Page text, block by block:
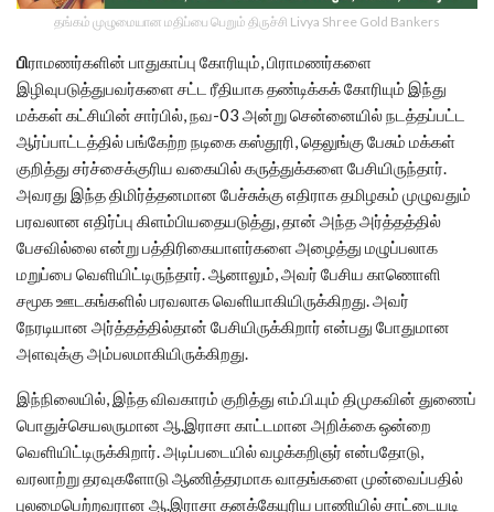
தங்கம் முழுமையான மதிப்பை பெறும் திருச்சி Livya Shree Gold Bankers
பிராமணர்களின் பாதுகாப்பு கோரியும், பிராமணர்களை
இழிவுபடுத்துபவர்களை சட்ட ரீதியாக தண்டிக்கக் கோரியும் இந்து
மக்கள் கட்சியின் சார்பில், நவ-03 அன்று சென்னையில் நடத்தப்பட்ட
ஆர்ப்பாட்டத்தில் பங்கேற்ற நடிகை கஸ்தூரி, தெலுங்கு பேசும் மக்கள்
குறித்து சர்ச்சைக்குரிய வகையில் கருத்துக்களை பேசியிருந்தார்.
அவரது இந்த திமிர்த்தனமான பேச்சுக்கு எதிராக தமிழகம் முழுவதும்
பரவலான எதிர்ப்பு கிளம்பியதையடுத்து, தான் அந்த அர்த்தத்தில்
பேசவில்லை என்று பத்திரிகையாளர்களை அழைத்து மழுப்பலாக
மறுப்பை வெளியிட்டிருந்தார். ஆனாலும், அவர் பேசிய காணொளி
சமூக ஊடகங்களில் பரவலாக வெளியாகியிருக்கிறது. அவர்
நேரடியான அர்த்தத்தில்தான் பேசியிருக்கிறார் என்பது போதுமான
அளவுக்கு அம்பலமாகியிருக்கிறது.
இந்நிலையில், இந்த விவகாரம் குறித்து எம்.பி.யும் திமுகவின் துணைப்
பொதுச்செயலருமான ஆ.இராசா காட்டமான அறிக்கை ஒன்றை
வெளியிட்டிருக்கிறார். அடிப்படையில் வழக்கறிஞர் என்பதோடு,
வரலாற்று தரவுகளோடு ஆணித்தரமாக வாதங்களை முன்வைப்பதில்
புலமைபெற்றவரான ஆ.இராசா தனக்கேயுரிய பாணியில் சாட்டையடி